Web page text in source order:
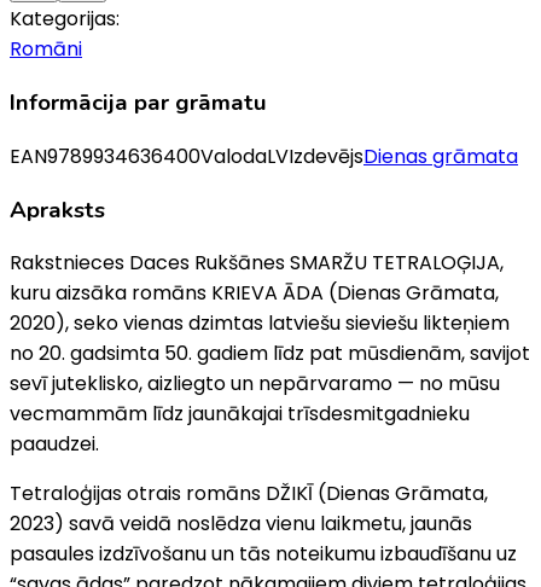
Kategorijas:
Romāni
Informācija par grāmatu
EAN9789934636400ValodaLVIzdevējsDienas grāmata
Apraksts
Rakstnieces Daces Rukšānes SMARŽU TETRALOĢIJA,
kuru aizsāka romāns KRIEVA ĀDA (Dienas Grāmata,
2020), seko vienas dzimtas latviešu sieviešu likteņiem
no 20. gadsimta 50. gadiem līdz pat mūsdienām, savijot
sevī juteklisko, aizliegto un nepārvaramo — no mūsu
vecmammām līdz jaunākajai trīsdesmitgadnieku
paaudzei.
Tetraloģijas otrais romāns DŽIKĪ (Dienas Grāmata,
2023) savā veidā noslēdza vienu laikmetu, jaunās
pasaules izdzīvošanu un tās noteikumu izbaudīšanu uz